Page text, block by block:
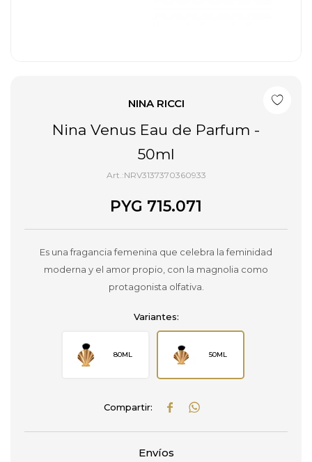
NINA RICCI
Nina Venus Eau de Parfum -
50ml
NRV3137370360933
PYG 715.071
Es una fragancia femenina que celebra la feminidad
moderna y el amor propio, con la magnolia como
protagonista olfativa.
Variantes:
80ML 50ML
 
Envíos